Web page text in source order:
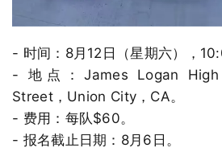
- 时间：8月12日（星期六），
- 地点：James Logan
Street，Union City，CA。
- 费用：每队$60。
- 报名截止日期：8月6日。